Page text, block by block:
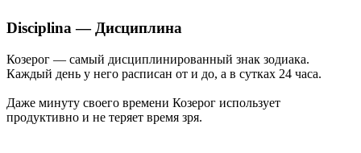
Disciplina — Дисциплина
Козерог — самый дисциплинированный знак зодиака.
Каждый день у него расписан от и до, а в сутках 24 часа.
Даже минуту своего времени Козерог использует
продуктивно и не теряет время зря.